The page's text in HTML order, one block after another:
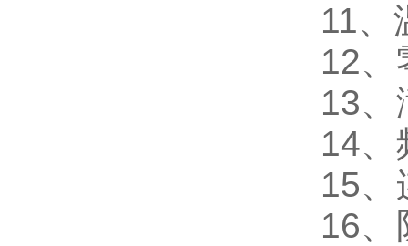
11
12、
13、
14、
15、
16、